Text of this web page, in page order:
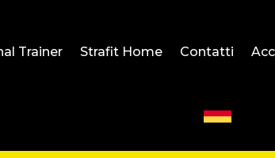
Trainer Strafit Home Contatti